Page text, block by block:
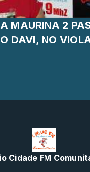
MAURINA 2
PROSA E
Cidade FM